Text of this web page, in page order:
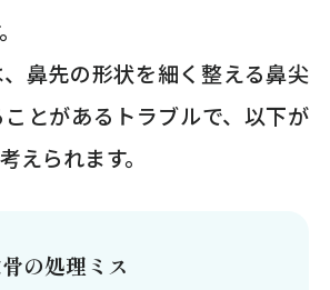
鼻先の形状を細く整える鼻尖
とがあるトラブルで、以下が
えられます。
の処理ミス